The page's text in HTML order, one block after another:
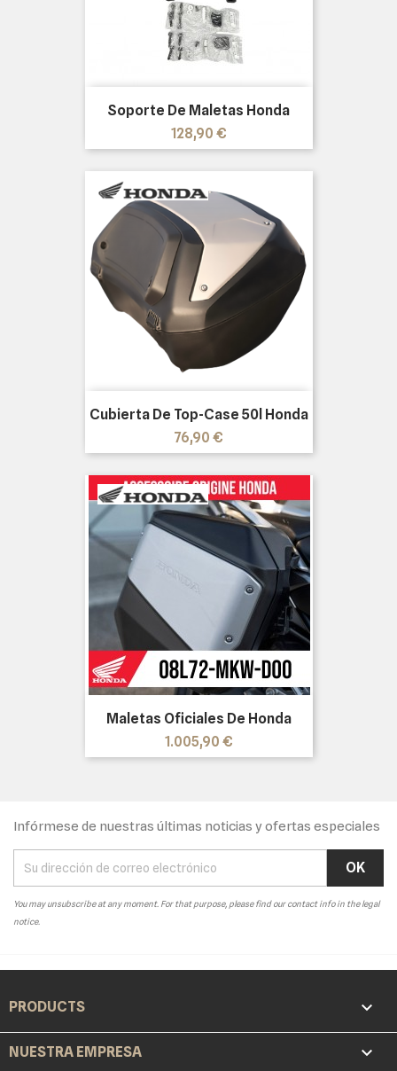
Soporte De Maletas Honda
Precio
128,90 €
Cubierta De Top-Case 50l Honda
Precio
76,90 €
Maletas Oficiales De Honda
Precio
1.005,90 €
Infórmese de nuestras últimas noticias y ofertas especiales
You may unsubscribe at any moment. For that purpose, please find our contact info in the legal
notice.
PRODUCTS 
NUESTRA EMPRESA 